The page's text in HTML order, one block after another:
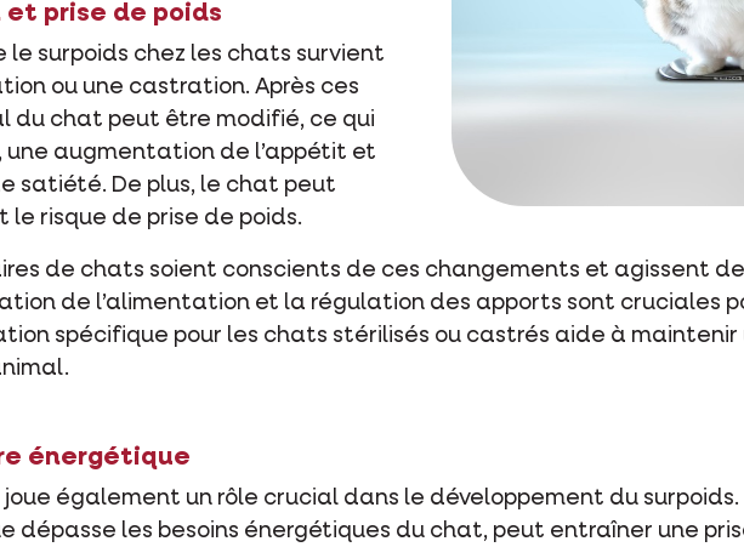
prise de poids
surpoids chez les chats survient
ou une castration. Après ces
du chat peut être modifié, ce qui
augmentation de l’appétit et
satiété. De plus, le chat peut
le risque de prise de poids.
de chats soient conscients de ces changements et agissent
de l’alimentation et la régulation des apports sont cruciales
spécifique pour les chats stérilisés ou castrés aide à maintenir
énergétique
également un rôle crucial dans le développement du surpoids.
dépasse les besoins énergétiques du chat, peut entraîner une